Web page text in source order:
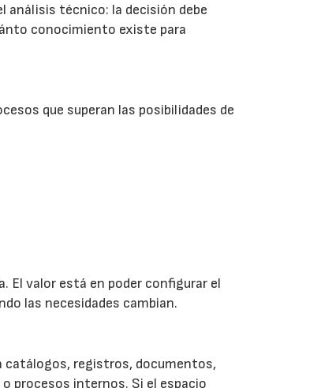
técnico: la decisión debe
conocimiento existe para
que superan las posibilidades de
El valor está en poder configurar el
las necesidades cambian.
catálogos, registros, documentos,
procesos internos. Si el espacio